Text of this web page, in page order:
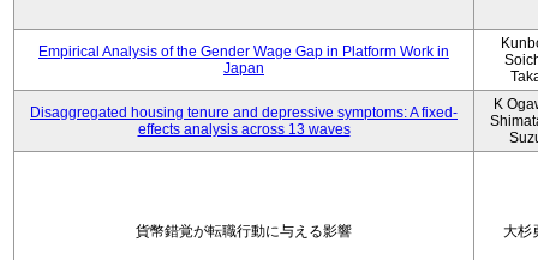
Empirical Analysis of the Gender Wage Gap in Platform Work in
Japan
Disaggregated housing tenure and depressive symptoms: A fixed-
effects analysis across 13 waves
K
貨幣錯覚が転職行動に与える影響 大杉